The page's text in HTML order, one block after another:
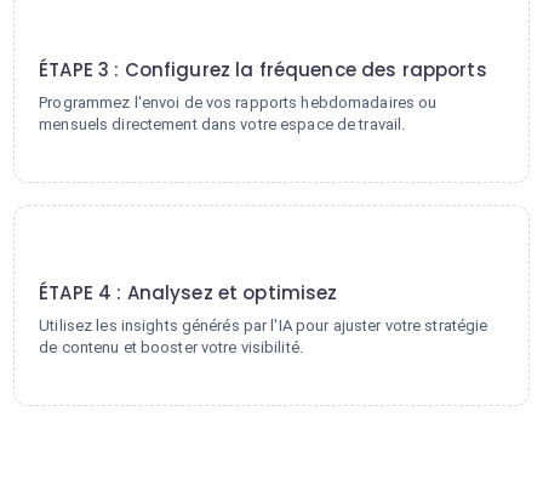
ÉTAPE 3 : Configurez la fréquence des rapports
Programmez l'envoi de vos rapports hebdomadaires ou
mensuels directement dans votre espace de travail.
ÉTAPE 4 : Analysez et optimisez
Utilisez les insights générés par l'IA pour ajuster votre stratégie
de contenu et booster votre visibilité.